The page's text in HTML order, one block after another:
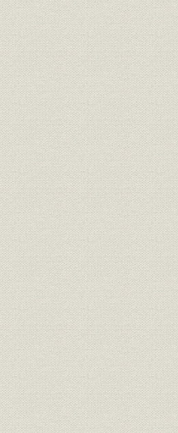
時代と経営の軌跡
第1章 トリレンマの重圧
1. 占領政策と民主化
2. インフレ下の経営健全化
3. 「質」か「量」かの選択
第2章 研究と技術開発の開花
1. 「しょうゆ」の混乱期
2. 「新式2号」と「7・3協定」
3. 伝統の醸造法に科学の光
4. N.K式の原料処理方法
第3章 輸出再開と統制解除
1. 戦後の対米貿易
2. 高規格の製品を輸出
3. 自由販売への対応
4. 自由販売の復活